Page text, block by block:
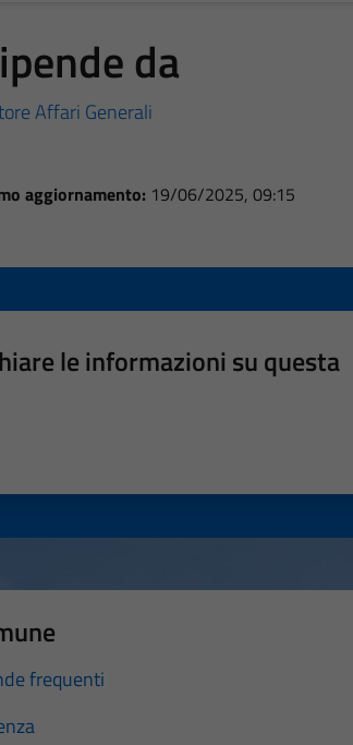
da
Affari Generali
aggiornamento: 19/06/2025, 09:15
le informazioni su questa
frequenti